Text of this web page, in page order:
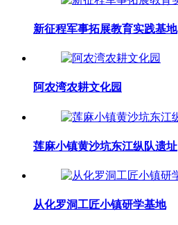
新征程军事拓展教育实践基地
阿农湾农耕文化园
莲麻小镇黄沙坑东江纵队遗址
从化罗洞工匠小镇研学基地